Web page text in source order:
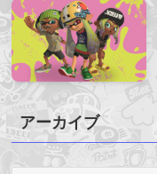
アーカイブ